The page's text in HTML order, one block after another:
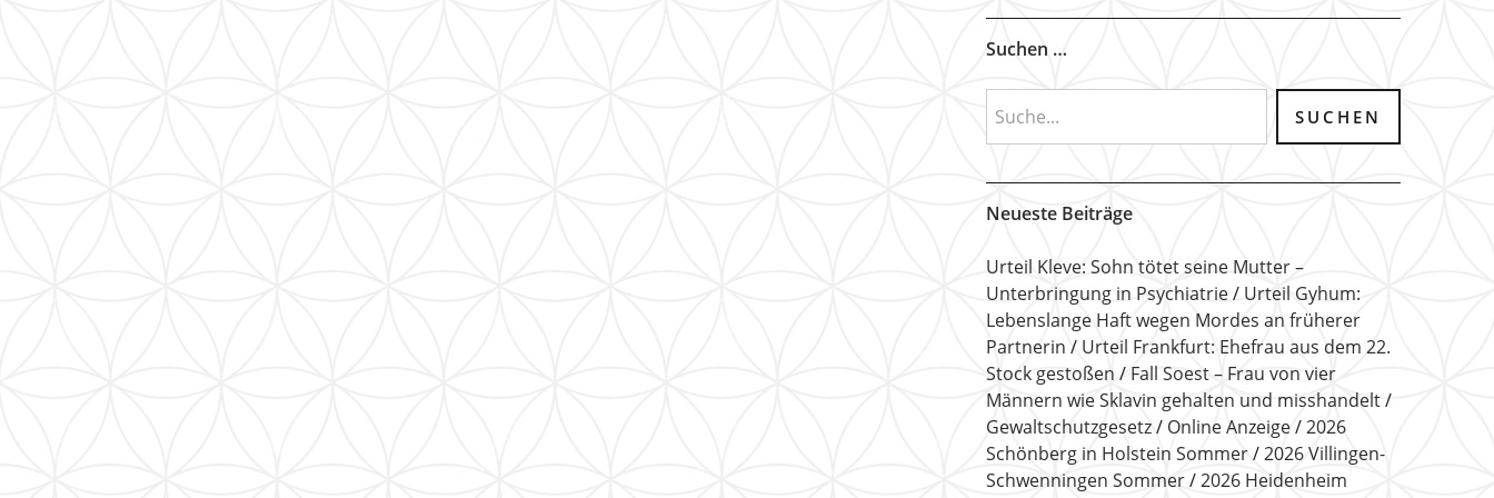
Suchen …
Neueste Beiträge
Urteil Kleve: Sohn tötet seine Mutter –
Unterbringung in Psychiatrie
Urteil Gyhum:
Lebenslange Haft wegen Mordes an früherer
Partnerin
Urteil Frankfurt: Ehefrau aus dem 22.
Stock gestoßen
Fall Soest – Frau von vier
Männern wie Sklavin gehalten und misshandelt
Gewaltschutzgesetz
Online Anzeige
2026
Schönberg in Holstein Sommer
2026 Villingen-
Schwenningen Sommer
2026 Heidenheim